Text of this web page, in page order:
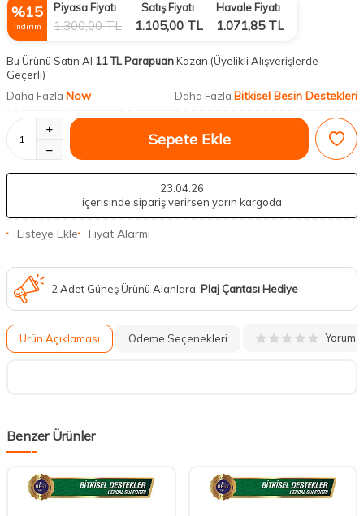
%15
İndirim
Piyasa Fiyatı
1.300,00TL
Satış Fiyatı
1.105,00 TL
Havale Fiyatı
1.071,85TL
Bu Ürünü Satın Al 11 TL ParapuanKazan (Üyelikli Alışverişlerde
Geçerli)
Daha Fazla Now Daha Fazla Bitkisel Besin Destekleri
Sepete Ekle
23:04:26
içerisinde sipariş verirsen yarın kargoda
Listeye Ekle Fiyat Alarmı
2 Adet Güneş Ürünü Alanlara Plaj Çantası Hediye
Ürün Açıklaması Ödeme Seçenekleri Yorum
Benzer Ürünler